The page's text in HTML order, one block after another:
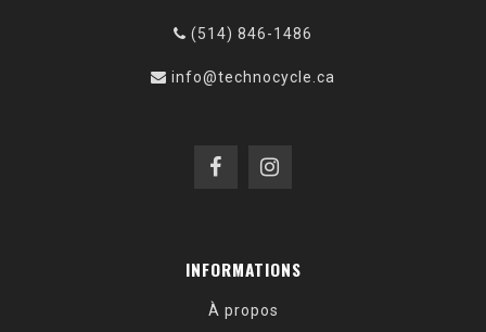
(514) 846-1486
info@technocycle.ca
INFORMATIONS
À propos